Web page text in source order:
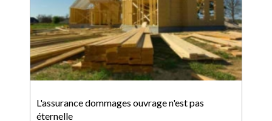
L'assurance dommages ouvrage n'est pas
éternelle